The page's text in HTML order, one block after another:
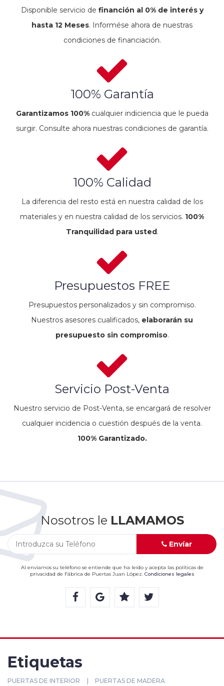
Disponible servicio de financión al 0% de interés y
hasta 12 Meses. Informése ahora de nuestras
condiciones de financiación.
100% Garantía
Garantizamos 100% cualquier indiciencia que le pueda
surgir. Consulte ahora nuestras condiciones de garantía.
100% Calidad
La diferencia del resto está en nuestra calidad de los
materiales y en nuestra calidad de los servicios. 100%
Tranquilidad para usted.
Presupuestos FREE
Presupuestos personalizados y sin compromiso.
Nuestros asesores cualificados, elaborarán su
presupuesto sin compromiso.
Servicio Post-Venta
Nuestro servicio de Post-Venta, se encargará de resolver
cualquier incidencia o cuestión después de la venta.
100% Garantizado.
Nosotros le LLAMAMOS
Envíar
Al enviarnos su teléfono se entiende que ha leído y acepta las políticas de
privacidad de Fábrica de Puertas Juan López. Condiciones legales
Etiquetas
PUERTAS DE INTERIOR
PUERTAS DE MADERA